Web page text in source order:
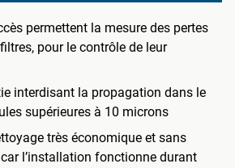
permettent la mesure des pertes
pour le contrôle de leur
interdisant la propagation dans le
supérieures à 10 microns
très économique et sans
l’installation fonctionne durant